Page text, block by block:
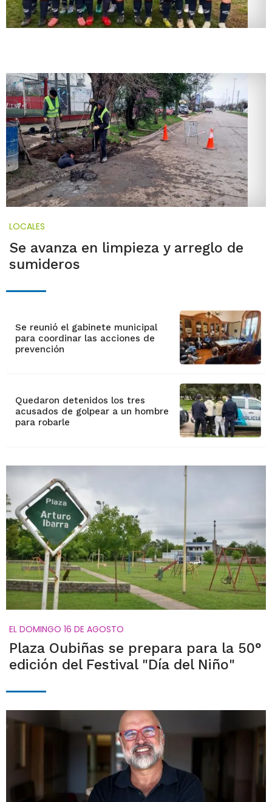
LOCALES
Se avanza en limpieza y arreglo de
sumideros
Se reunió el gabinete municipal
para coordinar las acciones de
prevención
Quedaron detenidos los tres
acusados de golpear a un hombre
para robarle
EL DOMINGO 16 DE AGOSTO
Plaza Oubiñas se prepara para la 50°
edición del Festival "Día del Niño"